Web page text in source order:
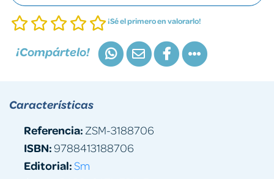
¡Sé el primero en valorarlo!
¡Compártelo!
Características
Referencia: ZSM-3188706
ISBN:9788413188706
Editorial:Sm